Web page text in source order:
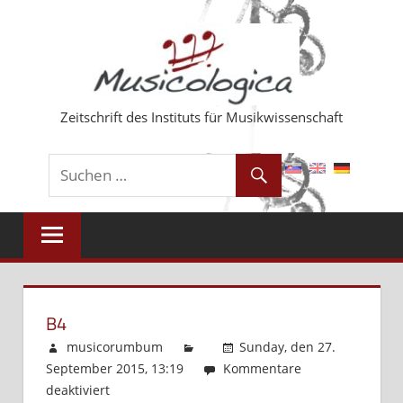
Zeitschrift des Instituts für Musikwissenschaft
B4
musicorumbum
Sunday, den 27.
September 2015, 13:19
Kommentare
deaktiviert